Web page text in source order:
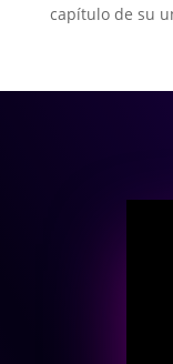
capítulo de su